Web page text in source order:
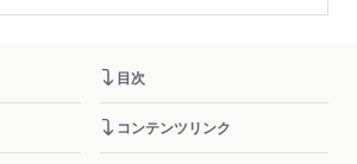
目次
コンテンツリンク